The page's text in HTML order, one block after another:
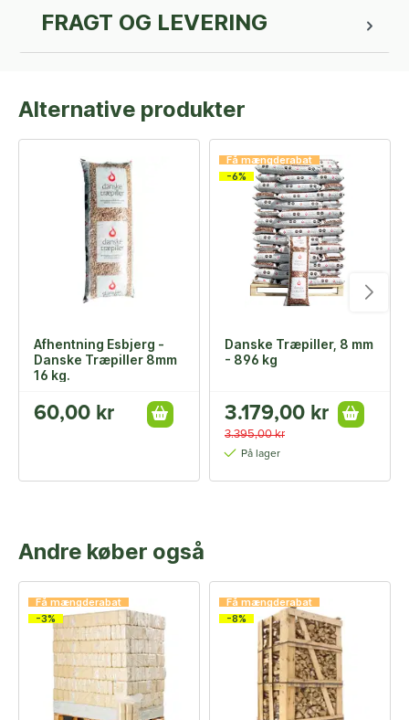
FRAGT OG LEVERING
Alternative produkter
Afhentning Esbjerg -
Danske Træpiller 8mm
16 kg.
60,00 kr
Få mængderabat
-6%
Danske Træpiller, 8 mm
- 896 kg
3.179,00 kr
3.395,00 kr
På lager
Andre køber også
Få mængderabat
-3%
Få mængderabat
-8%